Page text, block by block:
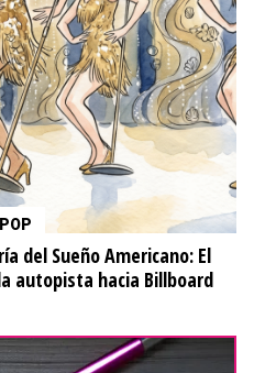
del Sueño Americano: El
autopista hacia Billboard